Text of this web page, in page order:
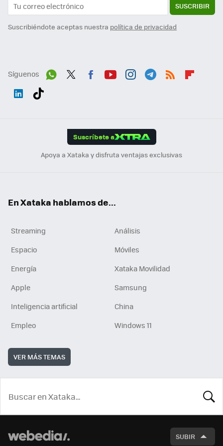
SUSCRIBIR
Suscribiéndote aceptas nuestra política de privacidad
Síguenos
Suscríbete a
Apoya a Xataka y disfruta ventajas exclusivas
En Xataka hablamos de...
Streaming
Análisis
Espacio
Móviles
Energía
Xataka Movilidad
Apple
Samsung
Inteligencia artificial
China
Empleo
Windows 11
VER MÁS TEMAS
SUBIR